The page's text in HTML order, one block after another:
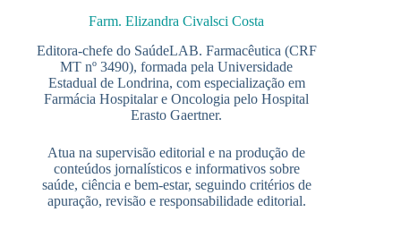
Farm. Elizandra Civalsci Costa
Editora-chefe do SaúdeLAB. Farmacêutica (CRF
MT nº 3490), formada pela Universidade
Estadual de Londrina, com especialização em
Farmácia Hospitalar e Oncologia pelo Hospital
Erasto Gaertner.
Atua na supervisão editorial e na produção de
conteúdos jornalísticos e informativos sobre
saúde, ciência e bem-estar, seguindo critérios de
apuração, revisão e responsabilidade editorial.